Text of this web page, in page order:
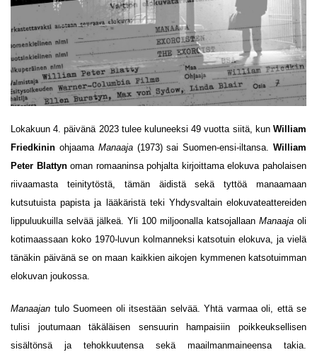
Lokakuun 4. päivänä 2023 tulee kuluneeksi 49 vuotta siitä, kun William
Friedkinin ohjaama Manaaja (1973) sai Suomen-ensi-iltansa.William
Peter Blattynoman romaaninsa pohjalta kirjoittama elokuva paholaisen
riivaamasta teinitytöstä, tämän äidistä sekä tyttöä manaamaan
kutsutuista papista ja lääkäristä teki Yhdysvaltain elokuvateattereiden
lippuluukuilla selvää jälkeä. Yli 100 miljoonalla katsojallaan Manaaja oli
kotimaassaan koko 1970-luvun kolmanneksi katsotuin elokuva, ja vielä
tänäkin päivänä se on maan kaikkien aikojen kymmenen katsotuimman
elokuvan joukossa.
Manaajan tulo Suomeen oli itsestään selvää. Yhtä varmaa oli, että se
tulisi joutumaan täkäläisen sensuurin hampaisiin poikkeuksellisen
sisältönsä ja tehokkuutensa sekä maailmanmaineensa takia.